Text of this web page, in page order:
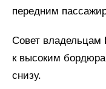
передним
Совет владельцам
к высоким
снизу.